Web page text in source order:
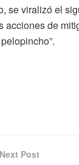
se viralizó el
de
Next Post